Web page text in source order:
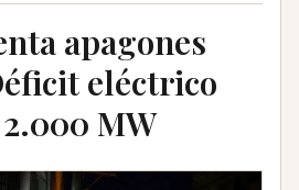
apagones
eléctrico
MW